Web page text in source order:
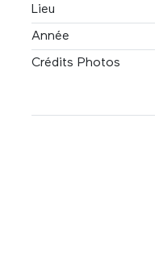
Lieu
Année
Crédits Photos